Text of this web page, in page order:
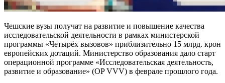
Чешские вузы получат на развитие и повышение качества
исследовательской деятельности в рамках министерской
программы «Четырёх вызовов» приблизительно 15 млрд. крон
европейских дотаций. Министерство образования дало старт
операционной программе «Исследовательская деятельность,
развитие и образование» (OP VVV) в феврале прошлого года.